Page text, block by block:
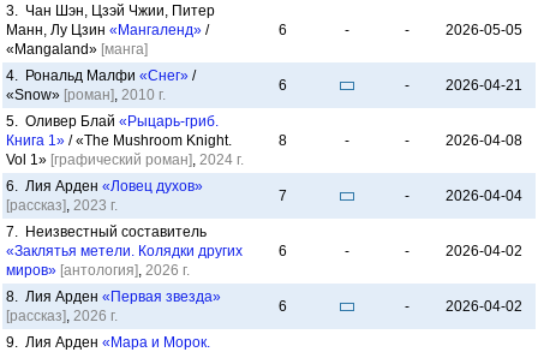
3. Чан Шэн, Цзэй Чжии, Питер
Манн, Лу Цзин «Мангаленд» /
«Mangaland» [манга]
6 - - 2026-05-05
4. Рональд Малфи «Снег» /
«Snow» [роман], 2010 г.
6 - 2026-04-21
5. Оливер Блай «Рыцарь-гриб.
Книга 1» / «The Mushroom Knight.
Vol 1» [графический роман], 2024 г.
8 - - 2026-04-08
6. Лия Арден «Ловец духов»
[рассказ], 2023 г.
7 - 2026-04-04
7. Неизвестный составитель
«Заклятья метели. Колядки других
миров» [антология], 2026 г.
6 - - 2026-04-02
8. Лия Арден «Первая звезда»
[рассказ], 2026 г.
6 - 2026-04-02
9. Лия Арден «Мара и Морок.